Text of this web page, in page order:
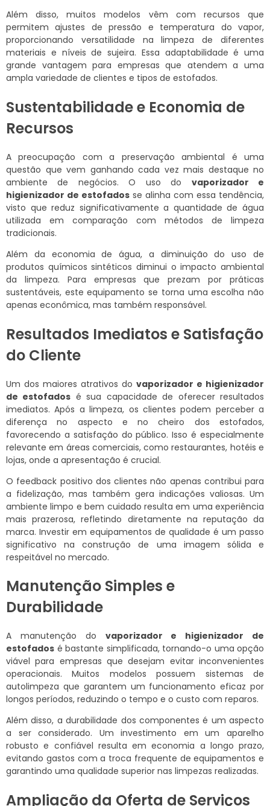
Além disso, muitos modelos vêm com recursos que
permitem ajustes de pressão e temperatura do vapor,
proporcionando versatilidade na limpeza de diferentes
materiais e níveis de sujeira. Essa adaptabilidade é uma
grande vantagem para empresas que atendem a uma
ampla variedade de clientes e tipos de estofados.
Sustentabilidade e Economia de
Recursos
A preocupação com a preservação ambiental é uma
questão que vem ganhando cada vez mais destaque no
ambiente de negócios. O uso do vaporizador e
higienizador de estofados se alinha com essa tendência,
visto que reduz significativamente a quantidade de água
utilizada em comparação com métodos de limpeza
tradicionais.
Além da economia de água, a diminuição do uso de
produtos químicos sintéticos diminui o impacto ambiental
da limpeza. Para empresas que prezam por práticas
sustentáveis, este equipamento se torna uma escolha não
apenas econômica, mas também responsável.
Resultados Imediatos e Satisfação
do Cliente
Um dos maiores atrativos do vaporizador e higienizador
de estofados é sua capacidade de oferecer resultados
imediatos. Após a limpeza, os clientes podem perceber a
diferença no aspecto e no cheiro dos estofados,
favorecendo a satisfação do público. Isso é especialmente
relevante em áreas comerciais, como restaurantes, hotéis e
lojas, onde a apresentação é crucial.
O feedback positivo dos clientes não apenas contribui para
a fidelização, mas também gera indicações valiosas. Um
ambiente limpo e bem cuidado resulta em uma experiência
mais prazerosa, refletindo diretamente na reputação da
marca. Investir em equipamentos de qualidade é um passo
significativo na construção de uma imagem sólida e
respeitável no mercado.
Manutenção Simples e
Durabilidade
A manutenção do vaporizador e higienizador de
estofados é bastante simplificada, tornando-o uma opção
viável para empresas que desejam evitar inconvenientes
operacionais. Muitos modelos possuem sistemas de
autolimpeza que garantem um funcionamento eficaz por
longos períodos, reduzindo o tempo e o custo com reparos.
Além disso, a durabilidade dos componentes é um aspecto
a ser considerado. Um investimento em um aparelho
robusto e confiável resulta em economia a longo prazo,
evitando gastos com a troca frequente de equipamentos e
garantindo uma qualidade superior nas limpezas realizadas.
Ampliação da Oferta de Serviços